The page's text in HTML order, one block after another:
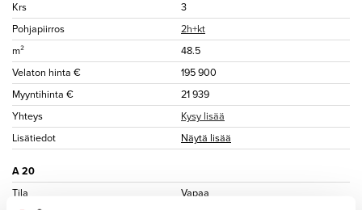
Krs
3
Pohjapiirros
2h+kt
m²
48.5
Velaton hinta €
195 900
Myyntihinta €
21 939
Yhteys
Kysy lisää
Lisätiedot
Näytä lisää
A 20
Tila
Vapaa